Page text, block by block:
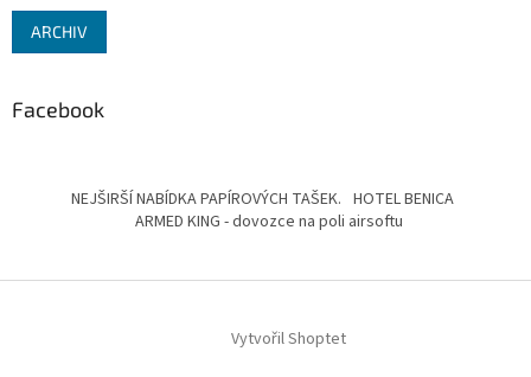
ARCHIV
Facebook
NEJŠIRŠÍ NABÍDKA PAPÍROVÝCH TAŠEK. HOTEL BENICA
ARMED KING - dovozce na poli airsoftu
Vytvořil Shoptet